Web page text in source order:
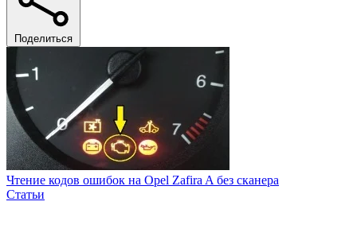
Поделиться
Чтение кодов ошибок на Opel Zafira A без сканера
Статьи